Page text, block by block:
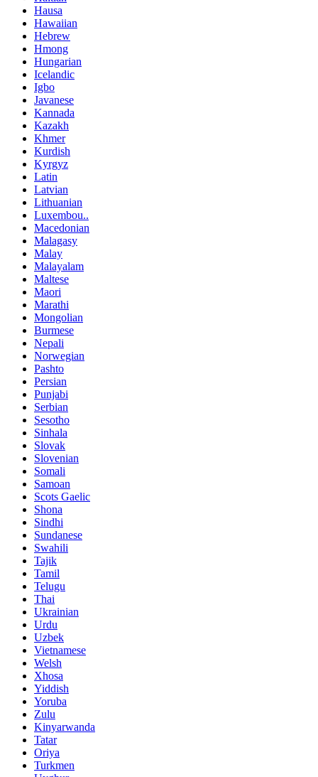
Hausa
Hawaiian
Hebrew
Hmong
Hungarian
Icelandic
Igbo
Javanese
Kannada
Kazakh
Khmer
Kurdish
Kyrgyz
Latin
Latvian
Lithuanian
Luxembou..
Macedonian
Malagasy
Malay
Malayalam
Maltese
Maori
Marathi
Mongolian
Burmese
Nepali
Norwegian
Pashto
Persian
Punjabi
Serbian
Sesotho
Sinhala
Slovak
Slovenian
Somali
Samoan
Scots Gaelic
Shona
Sindhi
Sundanese
Swahili
Tajik
Tamil
Telugu
Thai
Ukrainian
Urdu
Uzbek
Vietnamese
Welsh
Xhosa
Yiddish
Yoruba
Zulu
Kinyarwanda
Tatar
Oriya
Turkmen